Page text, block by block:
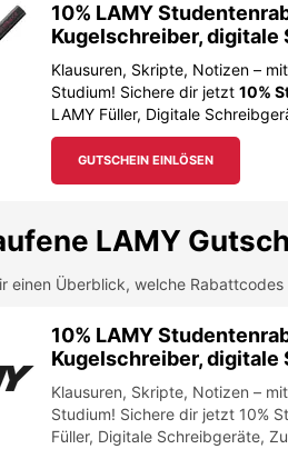
10% LAMY
Kugelschreiber,
Klausuren, Skripte, Notizen – mit
Studium! Sichere dir jetzt 10%
LAMY Füller, Digitale
GUTSCHEIN EINLÖSEN
LAMY
einen Überblick, welche
10% LAMY
Kugelschreiber,
Klausuren, Skripte, Notizen –
Studium! Sichere dir jetzt 10%
Füller, Digitale Schreibgeräte,